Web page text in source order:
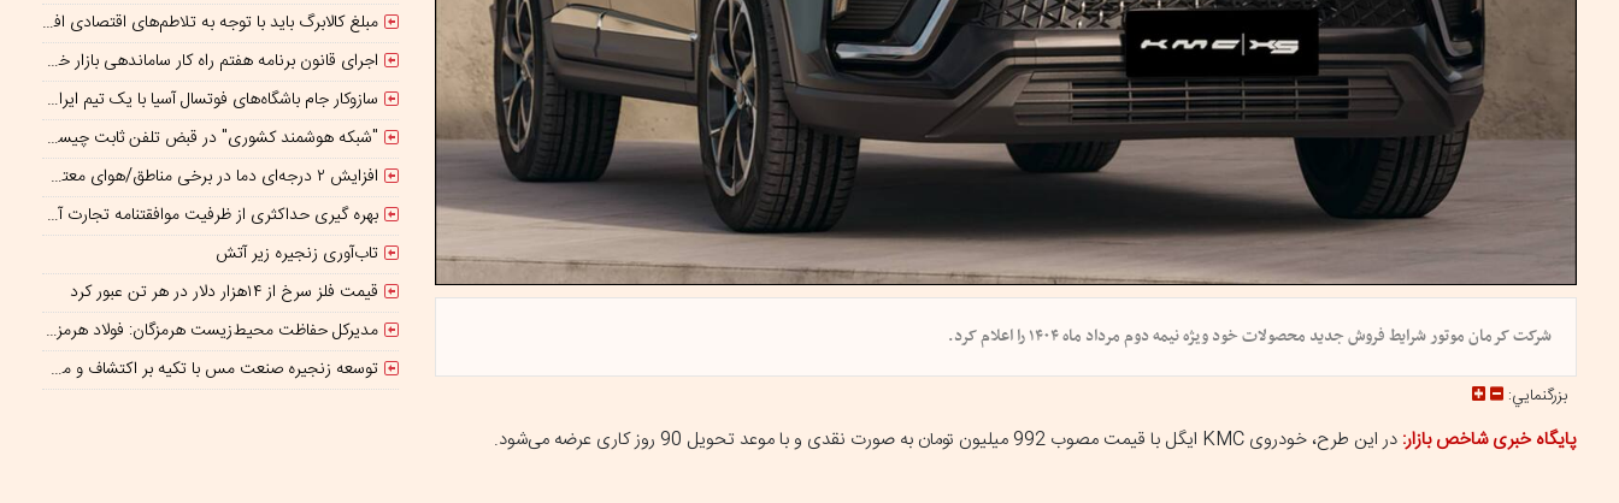
شرکت کرمان موتور شرایط فروش جدید محصولات خود ویژه نیمه دوم مرداد ماه ١۴٠۴ را اعلام کرد.
بزرگنمايي:
پایگاه خبری شاخص بازار: در این طرح، خودروی KMC ایگل با قیمت مصوب 992 میلیون تومان به صورت نقدی و با موعد تحویل 90 روز کاری عرضه می‌شود.
مبلغ کالابرگ باید با توجه به تلاطم‌های اقتصادی افزایش پیدا کند
اجرای قانون برنامه هفتم راه کار ساماندهی بازار خودرو است
سازوکار جام باشگاه‌های فوتسال آسیا با یک تیم ایرانی/پایان بازیکن قرضی؟
"شبکه هوشمند کشوری" در قبض تلفن ثابت چیست؟
افزایش ۲ درجه‌ای دما در برخی مناطق/هوای معتدل در نوار شمالی ایران
بهره گیری حداکثری از ظرفیت موافقتنامه تجارت آزاد ایران و روسیه
تاب‌آوری زنجیره زیر آتش
قیمت فلز سرخ از ۱۴هزار دلار در هر تن عبور کرد
مدیرکل حفاظت محیط‌زیست هرمزگان: فولاد هرمزگان با اقتصاد چرخشی، نگاه تازه‌ای به توسعه صنعت فولاد ارائه کرده است
توسعه زنجیره صنعت مس با تکیه بر اکتشاف و مدل‌های نوین تأمین مالی شتاب می‌گیرد